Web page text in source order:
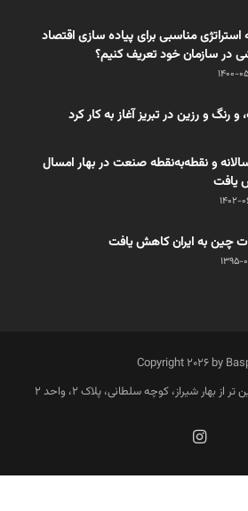
استراتژی مناسبی برای پیاده سازی اقتصاد
در سازمان خود تعریف کنیم؟
1400-
رنگ و رزین در تبریز آغاز به کار کرد
و نقطه‌به‌نقطه صنعت در بهار امسال
یافت
1402-
چین به ایران کاهش یافت
1395-
Copyright 2026 by
بهار شیراز، کوچه سلطانی، پلاک 2، واحد 2